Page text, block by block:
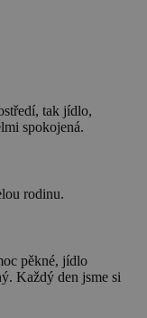
tak jídlo,
spokojená.
rodinu.
pěkné, jídlo
Každý den jsme si